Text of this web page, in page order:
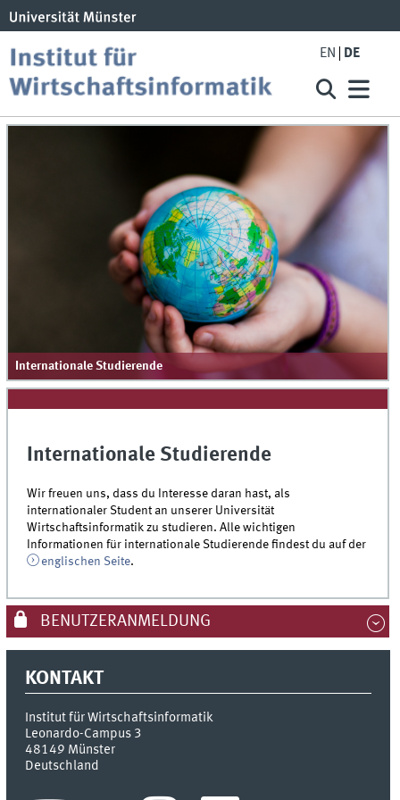
EN DE
Internationale Studierende
Internationale Studierende
Wir freuen uns, dass du Interesse daran hast, als
internationaler Student an unserer Universität
Wirtschaftsinformatik zu studieren. Alle wichtigen
Informationen für internationale Studierende findest du auf der
englischen Seite.
BENUTZERANMELDUNG
KONTAKT
Institut für Wirtschaftsinformatik
Leonardo-Campus 3
48149 Münster
Deutschland